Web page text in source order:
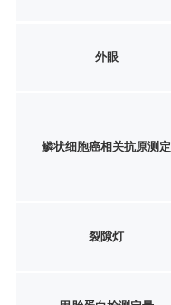
外眼
鳞状细胞癌相关抗原测定
裂隙灯